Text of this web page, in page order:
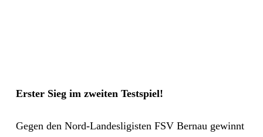
Erster Sieg im zweiten Testspiel!
Gegen den Nord-Landesligisten FSV Bernau gewinnt